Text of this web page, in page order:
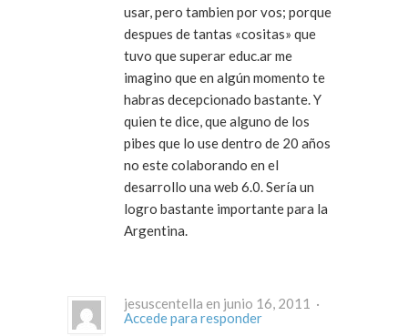
usar, pero tambien por vos; porque
despues de tantas «cositas» que
tuvo que superar educ.ar me
imagino que en algún momento te
habras decepcionado bastante. Y
quien te dice, que alguno de los
pibes que lo use dentro de 20 años
no este colaborando en el
desarrollo una web 6.0. Sería un
logro bastante importante para la
Argentina.
jesuscentella en junio 16, 2011 ·
Accede para responder